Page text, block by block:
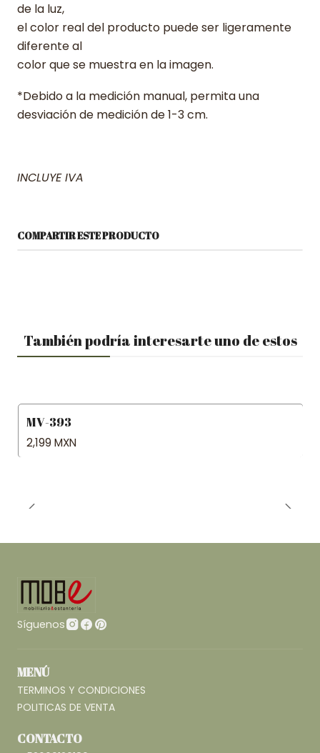
de la luz,
el color real del producto puede ser ligeramente
diferente al
color que se muestra en la imagen.
*Debido a la medición manual, permita una
desviación de medición de 1-3 cm.
INCLUYE IVA
COMPARTIR ESTE PRODUCTO
También podría interesarte uno de estos
MV-393
2,199 MXN
Síguenos
MENÚ
TERMINOS Y CONDICIONES
POLITICAS DE VENTA
CONTACTO